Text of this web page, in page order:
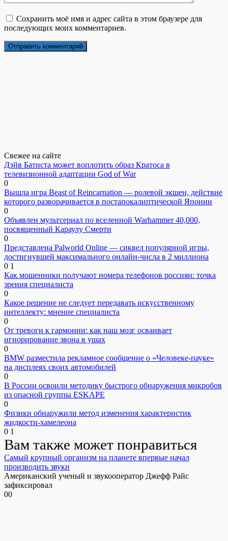
Сохранить моё имя и адрес сайта в этом браузере для
последующих моих комментариев.
Свежее на сайте
Дэйв Батиста может воплотить образ Кратоса в
телевизионной адаптации God of War
0
Вышла игра Beast of Reincarnation — ролевой экшен, действие
которого разворачивается в постапокалиптической Японии
0
Объявлен мультсериал по вселенной Warhammer 40,000,
посвященный Караулу Смерти
0
Представлена Palworld Online — сиквел популярной игры,
достигнувшей максимального онлайн-числа в 2 миллиона
0 1
Как мошенники получают номера телефонов россиян: точка
зрения специалиста
0
Какое решение не следует передавать искусственному
интеллекту: мнение специалиста
0
От тревоги к гармонии: как наш мозг осваивает
игнорирование звона в ушах
0
BMW разместила рекламное сообщение о «Человеке-пауке»
на дисплеях своих автомобилей
0
В России освоили методику быстрого обнаружения микробов
из опасной группы ESKAPE
0
Физики обнаружили метод изменения характеристик
жидкости-хамелеона
0 1
Вам также может понравиться
Самый крупный организм на планете впервые начал
производить звуки
Американский ученый и звукооператор Джефф Райс
зафиксировал
00